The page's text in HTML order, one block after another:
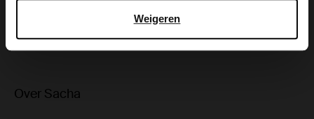
Weigeren
Over Sacha